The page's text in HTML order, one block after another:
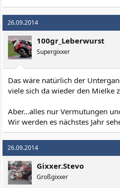
26.09.2014
100gr_Leberwurst
Supergixxer
Das wäre natürlich der
viele sich da wieder den Mielke
Aber...alles nur Vermutungen
Wir werden es nächstes Jahr
26.09.2014
Gixxer.Stevo
Großgixxer